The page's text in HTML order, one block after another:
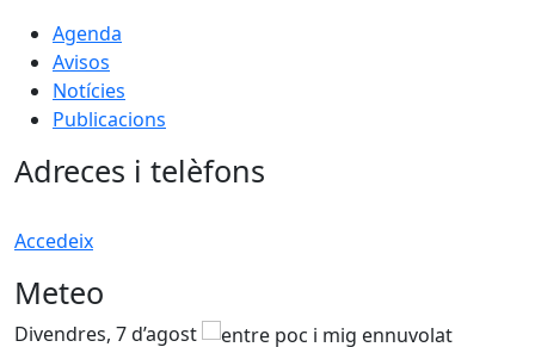
Agenda
Avisos
Notícies
Publicacions
Adreces i telèfons
Accedeix
Meteo
Divendres, 7 d’agost